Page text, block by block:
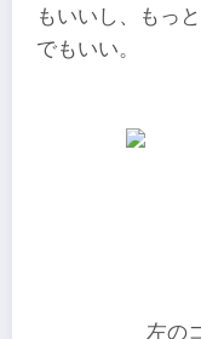
もいいし、もっ
でもいい。
左の